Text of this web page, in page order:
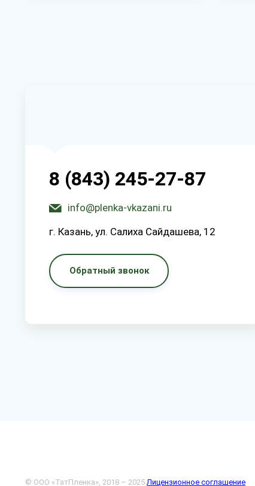
8 (843) 245-27-87
info@plenka-vkazani.ru
г. Казань, ул. Салиха Сайдашева, 12
Обратный звонок
© ООО «ТатПленка», 2018 – 2025 Лицензионное соглашение